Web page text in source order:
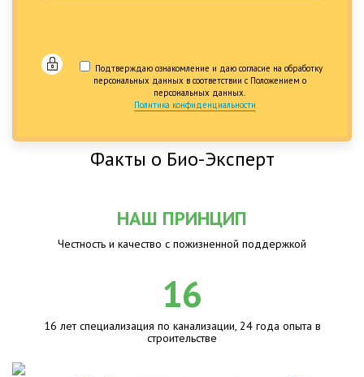
Подтверждаю ознакомление и даю согласие на обработку
персональных данных в соответствии с Положением о
персональных данных.
Политика конфиденциальности
Факты о Био-Эксперт
НАШ ПРИНЦИП
Честность и качество с пожизненной поддержкой
16
16 лет специализация по канализации, 24 года опыта в
строительстве